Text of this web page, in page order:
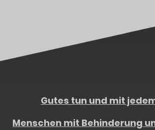
Gutes tun und mit
Menschen mit Behinderung